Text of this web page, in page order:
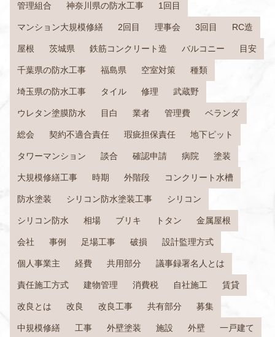
管理組合 神奈川県の防水工事 1回目
マンション大規模修繕 2回目 理事会 3回目 RC造
屋根 茨城県 鉄筋コンクリート造 バルコニー 目安
千葉県の防水工事 福島県 空室対策 種類
埼玉県の防水工事 タイル 修理 武蔵野
ウレタン塗膜防水 目白 業者 管理費 ベランダ
総会 契約不適合責任 瑕疵担保責任 地下ピット
タワーマンション 談合 確認申請 病院 塗装
大規模修繕工事 時期 外階段 コンクリート水槽
防水塗装 シリコン防水塗装工事 シリコン
シリコン防水 相場 ブリキ トタン 金属屋根
会社 事例 足場工事 破損 設計監理方式
個人事業主 経費 共用部分 議事録署名人とは
責任施工方式 建物管理 消費税 自社施工 賃貸
改良とは 改良 改良工事 共有部分 募集
中規模修繕 工事 外壁塗装 施設 外壁 一戸建て